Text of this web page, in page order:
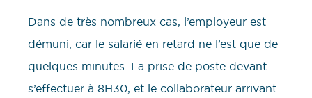
Dans de très nombreux cas, l’employeur est
démuni, car le salarié en retard ne l’est que de
quelques minutes. La prise de poste devant
s’effectuer à 8H30, et le collaborateur arrivant